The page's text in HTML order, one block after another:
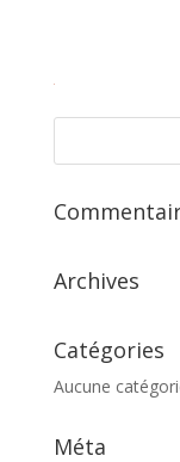
Archives
Catégories
Aucune
Méta